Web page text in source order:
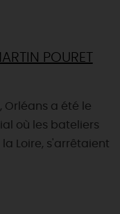
POURET
Orléans a été le
où les bateliers
Loire, s'arrêtaient